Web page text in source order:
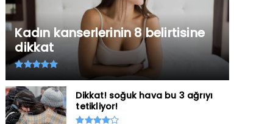
Kadın kanserlerinin 8 belirtisine
dikkat
Dikkat! soğuk hava bu 3 ağrıyı
tetikliyor!